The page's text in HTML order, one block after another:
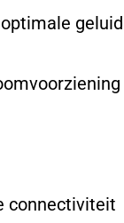
connectiviteit